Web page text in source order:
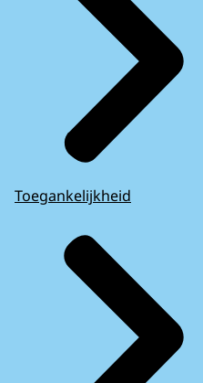
Toegankelijkheid